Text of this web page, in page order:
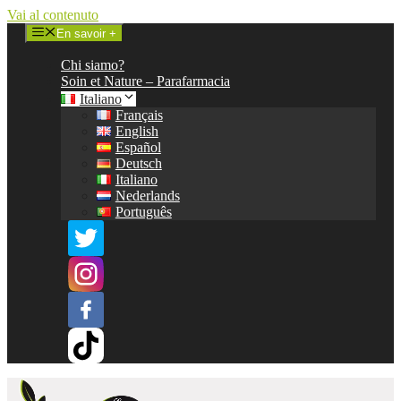
Vai al contenuto
En savoir +
Chi siamo?
Soin et Nature – Parafarmacia
Italiano
Français
English
Español
Deutsch
Italiano
Nederlands
Português